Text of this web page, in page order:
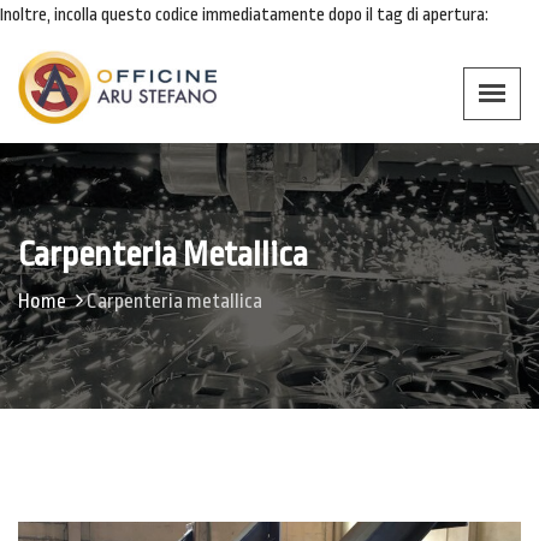
Inoltre, incolla questo codice immediatamente dopo il tag di apertura:
Carpenteria Metallica
Home Carpenteria metallica